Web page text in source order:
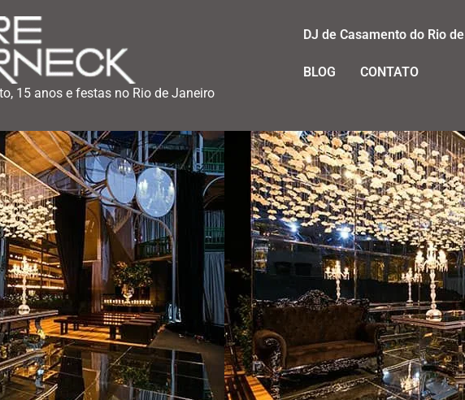
15 anos e festas no Rio de Janeiro
DJ de Casamento do Rio
BLOG CONTATO